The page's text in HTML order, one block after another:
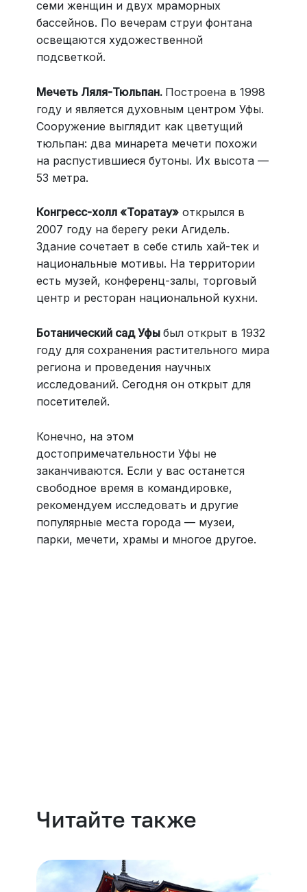
семи женщин и двух мраморных
бассейнов. По вечерам струи фонтана
освещаются художественной
подсветкой.
Мечеть Ляля-Тюльпан. Построена в 1998
году и является духовным центром Уфы.
Сооружение выглядит как цветущий
тюльпан: два минарета мечети похожи
на распустившиеся бутоны. Их высота —
53 метра.
Конгресс-холл «Торатау»открылся в
2007 году на берегу реки Агидель.
Здание сочетает в себе стиль хай-тек и
национальные мотивы. На территории
есть музей, конференц-залы, торговый
центр и ресторан национальной кухни.
Ботанический сад Уфы был открыт в 1932
году для сохранения растительного мира
региона и проведения научных
исследований. Сегодня он открыт для
посетителей.
Конечно, на этом
достопримечательности Уфы не
заканчиваются. Если у вас останется
свободное время в командировке,
рекомендуем исследовать и другие
популярные места города — музеи,
парки, мечети, храмы и многое другое.
Читайте также